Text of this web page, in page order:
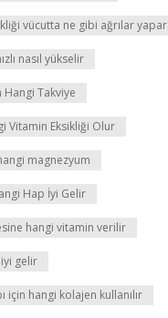
vücutta ne gibi ağrılar yapar
nasıl yükselir
Hangi Takviye
Vitamin Eksikliği Olur
magnezyum
Hap İyi Gelir
hangi vitamin verilir
iyi gelir
için hangi kolajen kullanılır